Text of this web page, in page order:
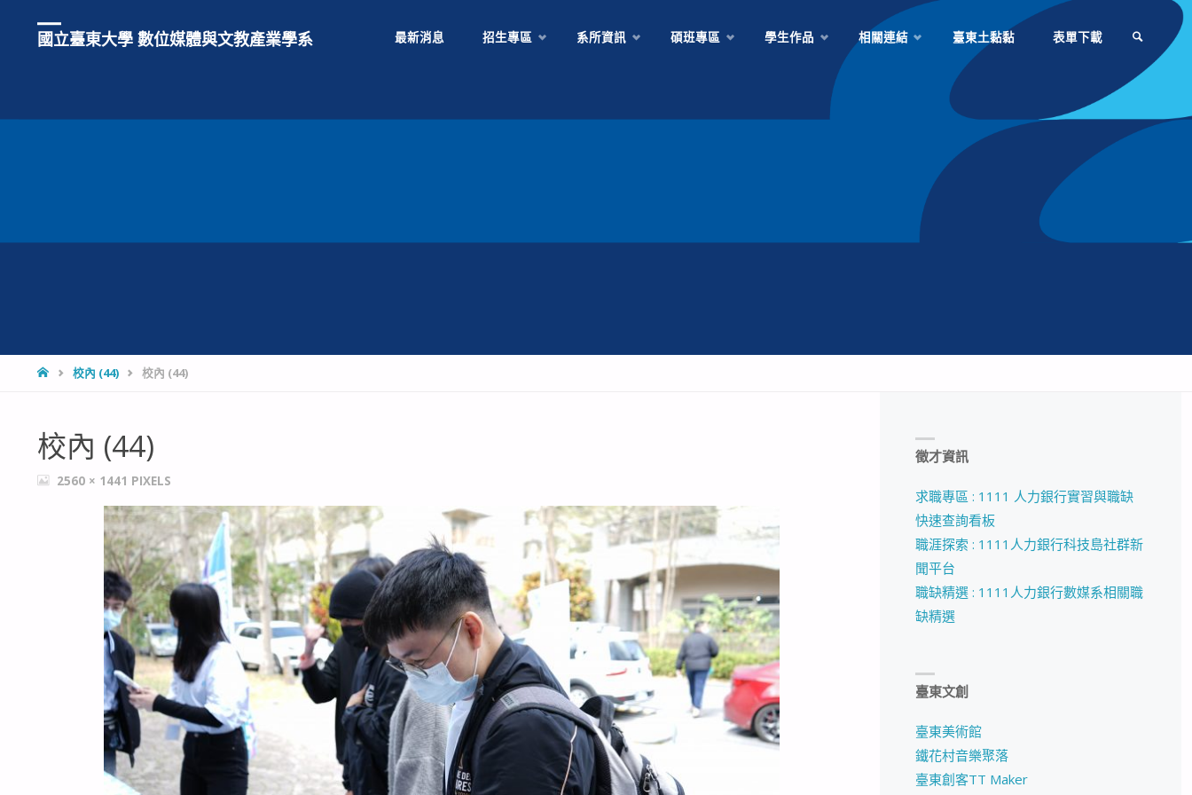
國立臺東大學 數位媒體與文教產業學系 最新消息 招生專區 系所資訊 碩班專區 學生作品 相關連結 臺東土黏黏 表單下載
HOME校內 (44) 校內 (44)
校內 (44)
FULL2560 × 1441 PIXELS
徵才資訊
求職專區 : 1111 人力銀行實習與職缺
快速查詢看板
職涯探索 : 1111人力銀行科技島社群新
聞平台
職缺精選 : 1111人力銀行數媒系相關職
缺精選
臺東文創
臺東美術館
鐵花村音樂聚落
臺東創客TT Maker